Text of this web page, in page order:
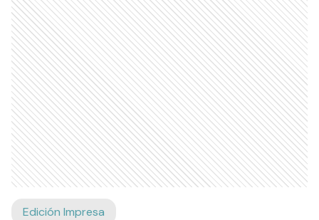
Edición Impresa